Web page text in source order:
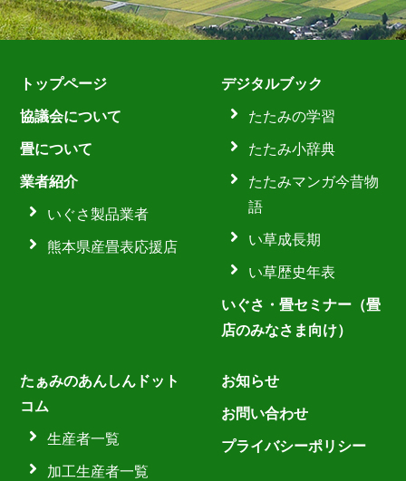
トップページ
協議会について
畳について
業者紹介
いぐさ製品業者
熊本県産畳表応援店
デジタルブック
たたみの学習
たたみ小辞典
たたみマンガ今昔物
語
い草成長期
い草歴史年表
いぐさ・畳セミナー（畳
店のみなさま向け）
たぁみのあんしんドット
コム
生産者一覧
加工生産者一覧
お知らせ
お問い合わせ
プライバシーポリシー